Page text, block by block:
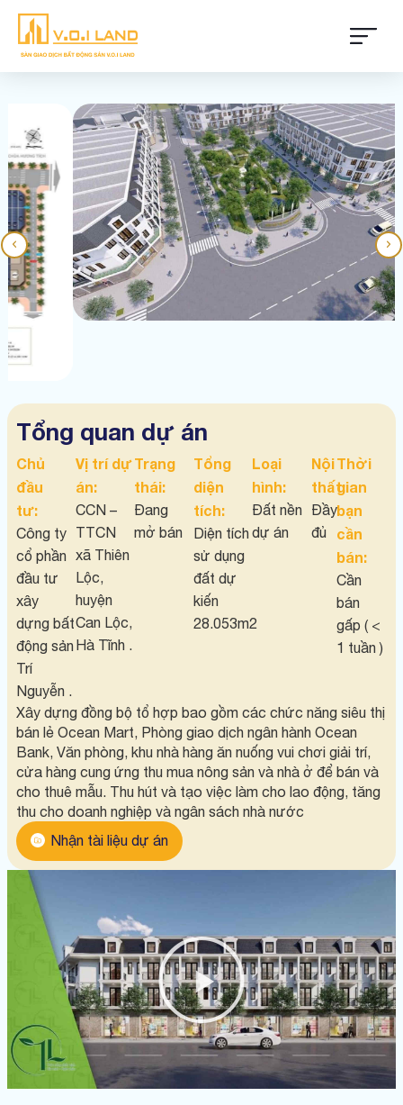
Tổng quan dự án
Chủ
đầu
tư:
Công ty
cổ phần
đầu tư
xây
dựng bất
động sản
Trí
Nguyễn .
Vị trí dự
án:
CCN –
TTCN
xã Thiên
Lộc,
huyện
Can Lộc,
Hà Tĩnh .
Trạng
thái:
Đang
mở bán
Tổng
diện
tích:
Diện tích
sử dụng
đất dự
kiến
28.053m2
Loại
hình:
Đất nền
dự án
Nội
thất:
Đầy
đủ
Thời
gian
bạn
cần
bán:
Cần
bán
gấp ( <
1 tuần )
Xây dựng đồng bộ tổ hợp bao gồm các chức năng siêu thị
bán lẻ Ocean Mart, Phòng giao dịch ngân hành Ocean
Bank, Văn phòng, khu nhà hàng ăn nuống vui chơi giải trí,
cửa hàng cung ứng thu mua nông sản và nhà ở để bán và
cho thuê mẫu. Thu hút và tạo việc làm cho lao động, tăng
thu cho doanh nghiệp và ngân sách nhà nước
Nhận tài liệu dự án